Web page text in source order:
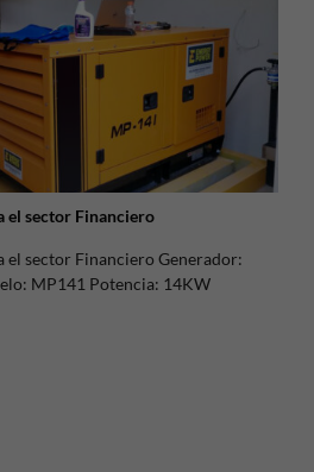
el sector Financiero
el sector Financiero Generador:
MP141 Potencia: 14KW